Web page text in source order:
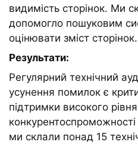
видимість сторінок. Ми
допомогло пошуковим
оцінювати зміст сторінок.
Результати:
Регулярний технічний
усунення помилок є
підтримки високого
ми склали понад 15